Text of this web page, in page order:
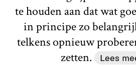
te houden aan dat wat
in principe zo
telkens opnieuw
zetten.
Lees